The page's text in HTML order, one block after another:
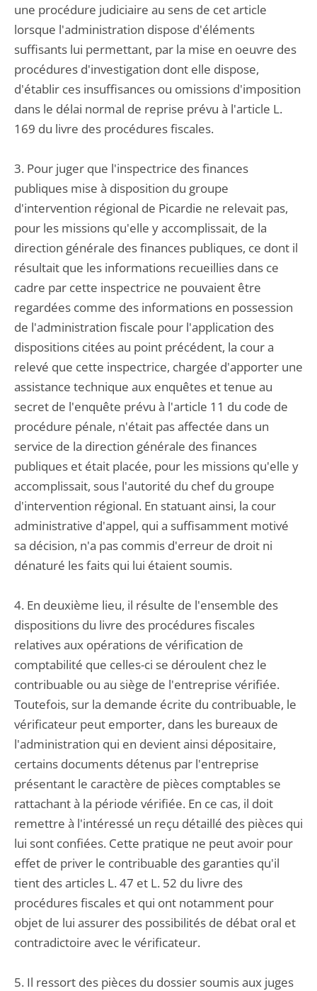
une procédure judiciaire au sens de cet article
lorsque l'administration dispose d'éléments
suffisants lui permettant, par la mise en oeuvre des
procédures d'investigation dont elle dispose,
d'établir ces insuffisances ou omissions d'imposition
dans le délai normal de reprise prévu à l'article L.
169 du livre des procédures fiscales.
3. Pour juger que l'inspectrice des finances
publiques mise à disposition du groupe
d'intervention régional de Picardie ne relevait pas,
pour les missions qu'elle y accomplissait, de la
direction générale des finances publiques, ce dont il
résultait que les informations recueillies dans ce
cadre par cette inspectrice ne pouvaient être
regardées comme des informations en possession
de l'administration fiscale pour l'application des
dispositions citées au point précédent, la cour a
relevé que cette inspectrice, chargée d'apporter une
assistance technique aux enquêtes et tenue au
secret de l'enquête prévu à l'article 11 du code de
procédure pénale, n'était pas affectée dans un
service de la direction générale des finances
publiques et était placée, pour les missions qu'elle y
accomplissait, sous l'autorité du chef du groupe
d'intervention régional. En statuant ainsi, la cour
administrative d'appel, qui a suffisamment motivé
sa décision, n'a pas commis d'erreur de droit ni
dénaturé les faits qui lui étaient soumis.
4. En deuxième lieu, il résulte de l'ensemble des
dispositions du livre des procédures fiscales
relatives aux opérations de vérification de
comptabilité que celles-ci se déroulent chez le
contribuable ou au siège de l'entreprise vérifiée.
Toutefois, sur la demande écrite du contribuable, le
vérificateur peut emporter, dans les bureaux de
l'administration qui en devient ainsi dépositaire,
certains documents détenus par l'entreprise
présentant le caractère de pièces comptables se
rattachant à la période vérifiée. En ce cas, il doit
remettre à l'intéressé un reçu détaillé des pièces qui
lui sont confiées. Cette pratique ne peut avoir pour
effet de priver le contribuable des garanties qu'il
tient des articles L. 47 et L. 52 du livre des
procédures fiscales et qui ont notamment pour
objet de lui assurer des possibilités de débat oral et
contradictoire avec le vérificateur.
5. Il ressort des pièces du dossier soumis aux juges